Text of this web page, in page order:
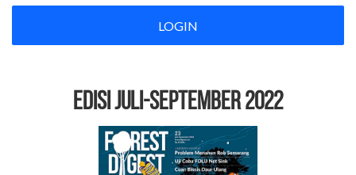
LOGIN
EDISI Juli-September 2022